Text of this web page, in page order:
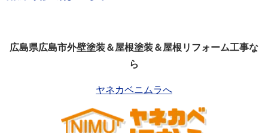
広島県広島市外壁塗装＆屋根塗装＆屋根リフォーム工事な
ら
ヤネカベニムラへ